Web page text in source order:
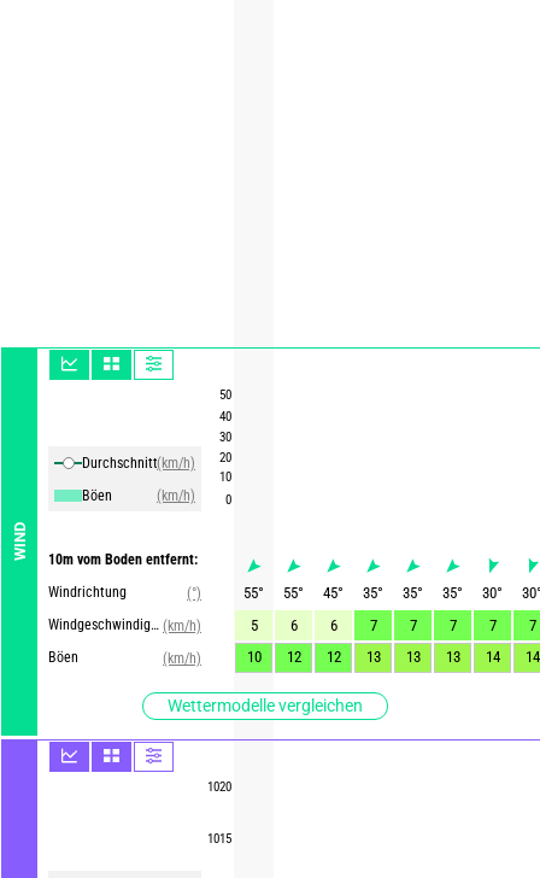
WIND
Durchschnittliche Winde
(km/h)
Böen
(km/h)
10m vom Boden entfernt:
Windrichtung
(°)
Windgeschwindigkeit (km/h)
Böen
(km/h)
Wettermodelle vergleichen
50
40
30
20
10
0
1020
1015
55° 55° 45° 35° 35° 35° 30° 30
5
6 6 7 7 7 7
7
10
12 12 13 13 13 14 14